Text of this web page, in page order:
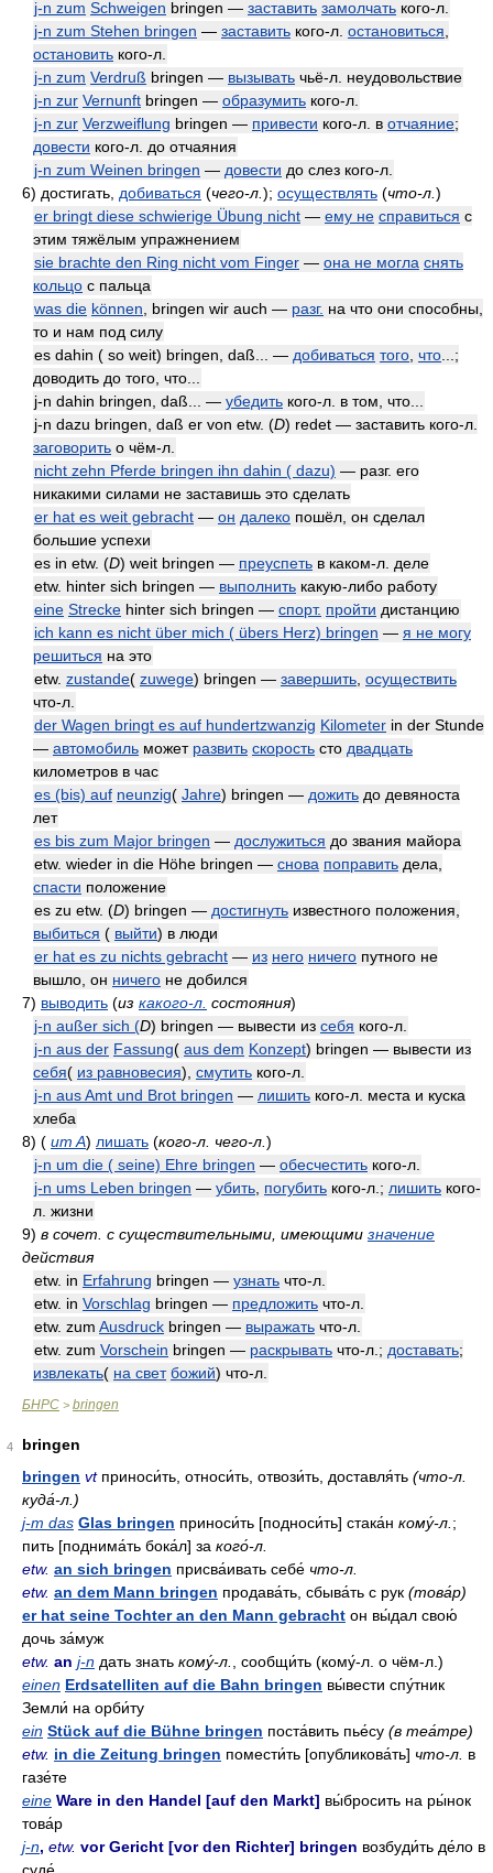
j-n zum Schweigen bringen — заставить замолчать кого-л.
j-n zum Stehen bringen — заставить кого-л. остановиться
остановить кого-л.
j-n zum Verdruß bringen — вызывать чьё-л. неудовольствие
j-n zur Vernunft bringen — образумить кого-л.
j-n zur Verzweiflung bringen — привести кого-л. в отчаяние;
довести кого-л. до отчаяния
j-n zum Weinen bringen — довести до слез кого-л.
6) достигать, добиваться (чего-л. ); осуществлять (что-л. )
er bringt diese schwierige Übung nicht — ему не справиться с
этим тяжёлым упражнением
sie brachte den Ring nicht vom Finger — она не могла снять
кольцо с пальца
was die können , bringen wir auch — разг. на что они способны,
то и нам под силу
es dahin ( so weit) bringen, daß... — добиваться того что ...;
доводить до того, что...
j-n dahin bringen, daß... — убедить кого-л. в том, что...
j-n dazu bringen, daß er von etw. (D) redet — заставить кого-л.
заговорить о чём-л.
nicht zehn Pferde bringen ihn dahin ( dazu) — разг. его
никакими силами не заставишь это сделать
er hat es weit gebracht — он далеко пошёл, он сделал
большие успехи
es in etw. (D) weit bringen — преуспеть в каком-л. деле
etw. hinter sich bringen — выполнить какую-либо работу
eine Strecke hinter sich bringen — спорт. пройти дистанцию
ich kann es nicht über mich ( übers Herz) bringen — я не могу
решиться на это
etw. zustande( zuwege) bringen — завершить осуществить
что-л.
der Wagen bringt es auf hundertzwanzig Kilometer in der Stunde
— автомобиль может развить скорость сто двадцать
километров в час
es (bis) auf neunzig( Jahre) bringen — дожить до девяноста
лет
es bis zum Major bringen — дослужиться до звания майора
etw. wieder in die Höhe bringen — снова поправить дела,
спасти положение
es zu etw. (D) bringen — достигнуть известного положения,
выбиться ( выйти) в люди
er hat es zu nichts gebracht — из него ничего путного не
вышло, он ничего не добился
7) выводить (из какого-л. состояния)
j-n außer sich (D) bringen — вывести из себя кого-л.
j-n aus der Fassung( aus dem Konzept) bringen — вывести из
себя( из равновесия), смутить кого-л.
j-n aus Amt und Brot bringen — лишить кого-л. места и куска
хлеба
8) ( um A) лишать (кого-л. чего-л. )
j-n um die ( seine) Ehre bringen — обесчестить кого-л.
j-n ums Leben bringen — убить погубить кого-л.; лишить кого-
л. жизни
9) в сочет. с существительными, имеющими значение
действия
etw. in Erfahrung bringen — узнать что-л.
etw. in Vorschlag bringen — предложить что-л.
etw. zum Ausdruck bringen — выражать что-л.
etw. zum Vorschein bringen — раскрывать что-л.; доставать;
извлекать( на свет божий) что-л.
БНРС > bringen
4
bringen
bringen vtприноси́ть, относи́ть, отвози́ть, доставля́ть (что-л.
куда́-л.)
j-m das Glas bringen приноси́ть [подноси́ть] стака́н кому́-л. ;
пить [поднима́ть бока́л] за кого́-л.
etw. an sich bringen присва́ивать себе́ что-л.
etw. an dem Mann bringen продава́ть, сбыва́ть с рук (това́р)
er hat seine Tochter an den Mann gebracht он вы́дал свою́
дочь за́муж
etw. an j-n дать знать кому́-л.
, сообщи́ть (кому́-л. о чём-л.)
einen Erdsatelliten auf die Bahn bringen вы́вести спу́тник
Земли́ на орби́ту
ein Stück auf die Bühne bringen поста́вить пье́су (в теа́тре)
etw. in die Zeitung bringen помести́ть [опубликова́ть] что-л. в
газе́те
eine Ware in den Handel [auf den Markt] вы́бросить на ры́нок
това́р
j-n, etw. vor Gericht [vor den Richter] bringen возбуди́ть де́ло в